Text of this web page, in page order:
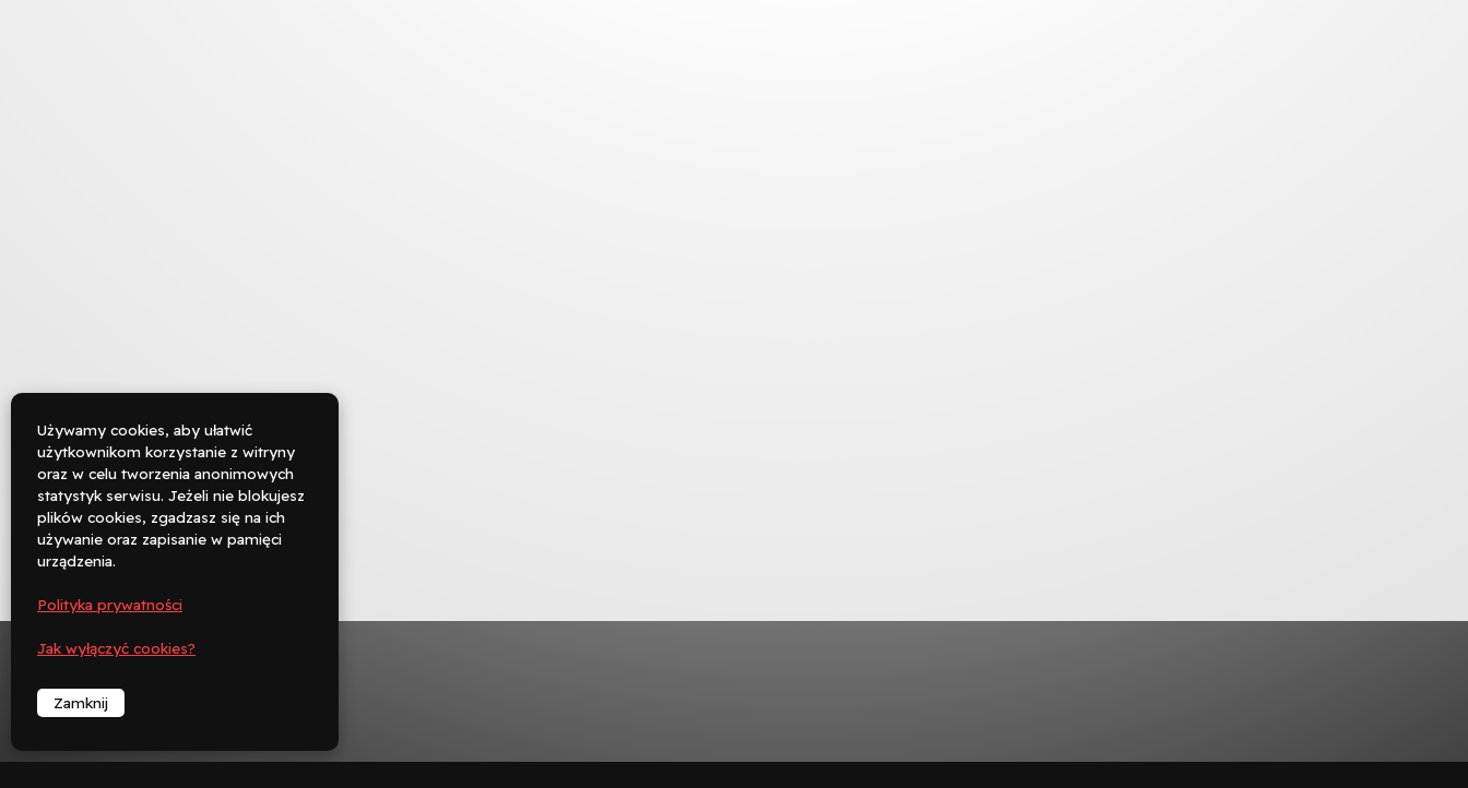

Rezerwuj

︁
︁
Używamy cookies, aby ułatwić
użytkownikom korzystanie z witryny
oraz w celu tworzenia anonimowych
statystyk serwisu. Jeżeli nie blokujesz
plików cookies, zgadzasz się na ich
używanie oraz zapisanie w pamięci
urządzenia.
Polityka prywatności
Jak wyłączyć cookies?
Zamknij